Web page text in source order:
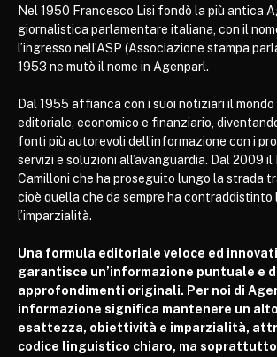
Nel 1950 Francesco Lisi fondò la più antica
giornalistica parlamentare italiana, con il
l’ingresso nell’ASP (Associazione stampa
1953 ne mutò il nome in Agenparl.
Dal 1955 affianca con i suoi notiziari il
editoriale, economico e finanziario,
fonti più autorevoli dell’informazione con i
servizi e soluzioni all’avanguardia. Dal 2009
Camilloni che ha proseguito lungo la strada
cioè quella che da sempre ha contraddistinto
l’imparzialità.
Una formula editoriale veloce ed
garantisce un’informazione puntuale e
approfondimenti originali. Per noi di
informazione significa mantenere un
esattezza, obiettività e imparzialità,
codice linguistico chiaro, ma